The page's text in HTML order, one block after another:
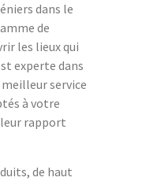
dans le
de
les lieux qui
experte dans
service
à votre
rapport
de haut